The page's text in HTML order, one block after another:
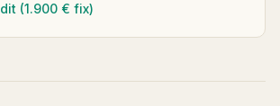
(1.900 € fix)